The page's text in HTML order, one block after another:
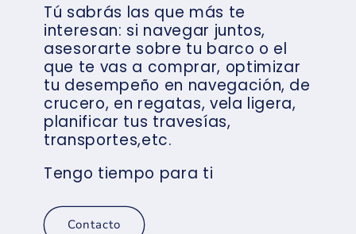
Tú sabrás las que más te
interesan: si navegar juntos,
asesorarte sobre tu barco o el
que te vas a comprar, optimizar
tu desempeño en navegación, de
crucero, en regatas, vela ligera,
planificar tus travesías,
transportes,etc.
Tengo tiempo para ti
Contacto